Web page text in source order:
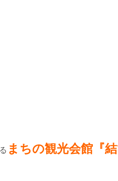
まちの観光会館『結